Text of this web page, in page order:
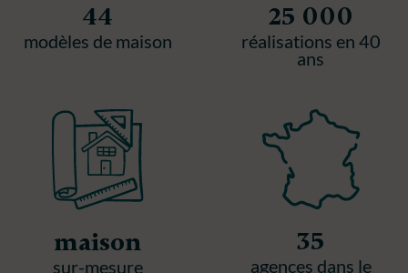
44
modèles de maison
25 000
réalisations en 40
ans
maison
sur-mesure
35
agences dans le